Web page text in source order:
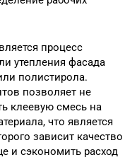
процесс
утепления фасада
полистирола.
позволяет не
клеевую смесь на
что является
зависит качество
и сэкономить расход